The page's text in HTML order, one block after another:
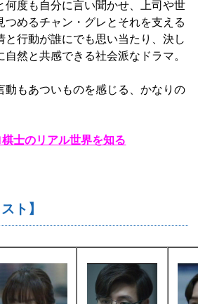
何度も自分に言い聞かせ、上司や世
つめるチャン・グレとそれを支える
と行動が誰にでも思い当たり、決し
然と共感できる社会派なドラマ。
動もあついものを感じる、かなりの
士のリアル世界を知る
ト】